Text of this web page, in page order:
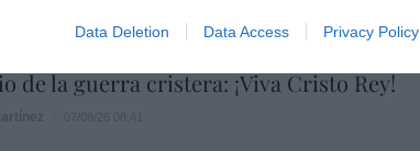
Data Deletion Data Access Privacy Policy
de la guerra cristera: ¡Viva Cristo Rey!